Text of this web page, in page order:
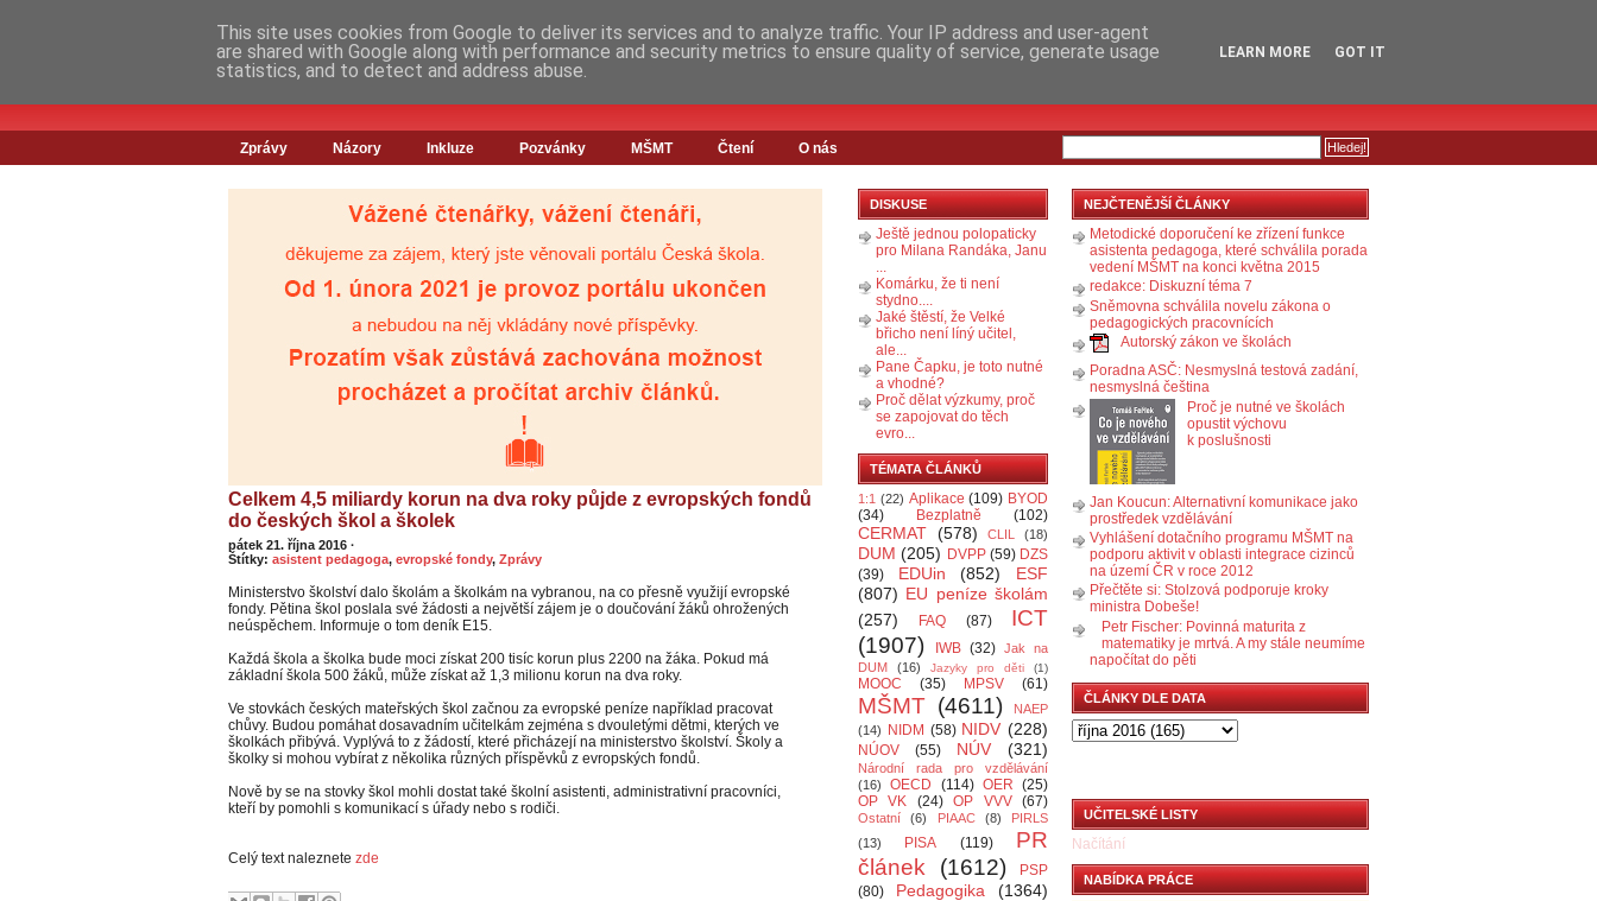
Zprávy Názory Inkluze Pozvánky MŠMT Čtení O nás
Celkem 4,5 miliardy korun na dva roky půjde z evropských fondů
do českých škol a školek
pátek 21. října 2016 ·
Štítky: asistent pedagoga, evropské fondy, Zprávy
Ministerstvo školství dalo školám a školkám na vybranou, na co přesně využijí evropské
fondy. Pětina škol poslala své žádosti a největší zájem je o doučování žáků ohrožených
neúspěchem. Informuje o tom deník E15.
Každá škola a školka bude moci získat 200 tisíc korun plus 2200 na žáka. Pokud má
základní škola 500 žáků, může získat až 1,3 milionu korun na dva roky.
Ve stovkách českých mateřských škol začnou za evropské peníze například pracovat
chůvy. Budou pomáhat dosavadním učitelkám zejména s dvouletými dětmi, kterých ve
školkách přibývá. Vyplývá to z žádostí, které přicházejí na ministerstvo školství. Školy a
školky si mohou vybírat z několika různých příspěvků z evropských fondů.
Nově by se na stovky škol mohli dostat také školní asistenti, administrativní pracovníci,
kteří by pomohli s komunikací s úřady nebo s rodiči.
Celý text naleznete zde
DISKUSE
Ještě jednou polopaticky
pro Milana Randáka, Janu
...
Komárku, že ti není
stydno....
Jaké štěstí, že Velké
břicho není líný učitel,
ale...
Pane Čapku, je toto nutné
a vhodné?
Proč dělat výzkumy, proč
se zapojovat do těch
evro...
TÉMATA ČLÁNKŮ
1:1 (22) Aplikace (109) BYOD
(34)
Bezplatně (102)
CERMAT (578) CLIL (18)
DUM (205) DVPP (59) DZS
(39)
EDUin (852)
ESF
(807) EU peníze školám
(257)
FAQ (87)
ICT
(1907)
IWB (32) Jak na
DUM
(16) Jazyky pro děti (1)
MOOC (35) MPSV (61)
MŠMT (4611)
NAEP
(14)
NIDM (58) NIDV (228)
NÚOV (55) NÚV (321)
Národní rada pro vzdělávání
(16)
OECD (114) OER (25)
OP VK
(24) OP VVV (67)
Ostatní (6) PIAAC (8)
PIRLS
(13)
PISA (119)
PR
článek
(1612)
PSP
(80)
Pedagogika (1364)
NEJČTENĚJŠÍ ČLÁNKY
Metodické doporučení ke zřízení funkce
asistenta pedagoga, které schválila porada
vedení MŠMT na konci května 2015
redakce: Diskuzní téma 7
Sněmovna schválila novelu zákona o
pedagogických pracovnících
Autorský zákon ve školách
Poradna ASČ: Nesmyslná testová zadání,
nesmyslná čeština
Proč je nutné ve školách
opustit výchovu
k poslušnosti
Jan Koucun: Alternativní komunikace jako
prostředek vzdělávání
Vyhlášení dotačního programu MŠMT na
podporu aktivit v oblasti integrace cizinců
na území ČR v roce 2012
Přečtěte si: Stolzová podporuje kroky
ministra Dobeše!
Petr Fischer: Povinná maturita z
matematiky je mrtvá. A my stále neumíme
napočítat do pěti
ČLÁNKY DLE DATA
UČITELSKÉ LISTY
Načítání
NABÍDKA PRÁCE
This site uses cookies from Google to deliver its services and to analyze traffic. Your IP address and user-agent
are shared with Google along with performance and security metrics to ensure quality of service, generate usage
statistics, and to detect and address abuse.
LEARN MORE GOT IT